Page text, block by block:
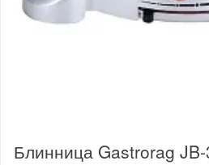
Блинница Gastrorag